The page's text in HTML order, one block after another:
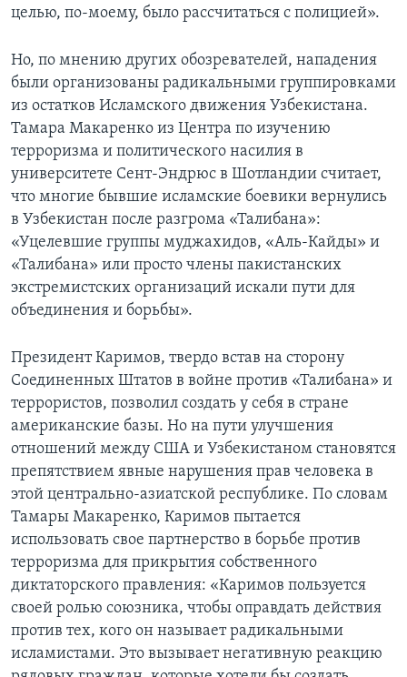
целью, по-моему, было рассчитаться с полицией».
Но, по мнению других обозревателей, нападения
были организованы радикальными группировками
из остатков Исламского движения Узбекистана.
Тамара Макаренко из Центра по изучению
терроризма и политического насилия в
университете Сент-Эндрюс в Шотландии считает,
что многие бывшие исламские боевики вернулись
в Узбекистан после разгрома «Талибана»:
«Уцелевшие группы муджахидов, «Аль-Кайды» и
«Талибана» или просто члены пакистанских
экстремистских организаций искали пути для
объединения и борьбы».
Президент Каримов, твердо встав на сторону
Соединенных Штатов в войне против «Талибана» и
террористов, позволил создать у себя в стране
американские базы. Но на пути улучшения
отношений между США и Узбекистаном становятся
препятствием явные нарушения прав человека в
этой центрально-азиатской республике. По словам
Тамары Макаренко, Каримов пытается
использовать свое партнерство в борьбе против
терроризма для прикрытия собственного
диктаторского правления: «Каримов пользуется
своей ролью союзника, чтобы оправдать действия
против тех, кого он называет радикальными
исламистами. Это вызывает негативную реакцию